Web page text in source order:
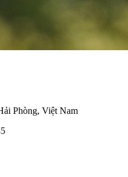
Phòng, Việt Nam